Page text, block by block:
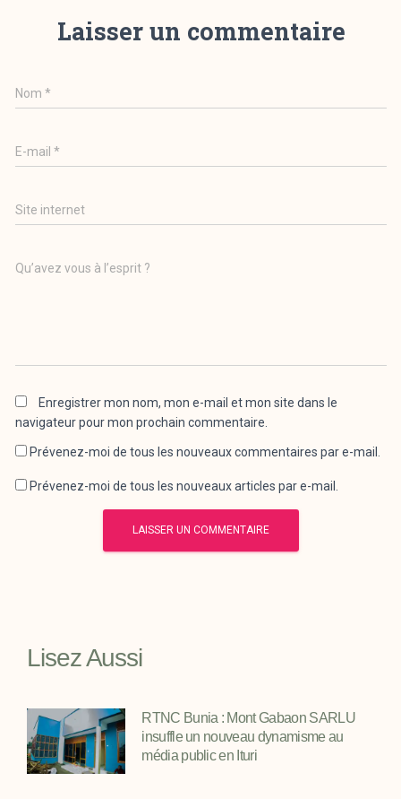
Laisser un commentaire
Nom*
E-mail*
Site internet
Qu’avez vous à l’esprit ?
Enregistrer mon nom, mon e-mail et mon site dans le
navigateur pour mon prochain commentaire.
Prévenez-moi de tous les nouveaux commentaires par e-mail.
Prévenez-moi de tous les nouveaux articles par e-mail.
Lisez Aussi
RTNC Bunia : Mont Gabaon SARLU
insuffle un nouveau dynamisme au
média public en Ituri